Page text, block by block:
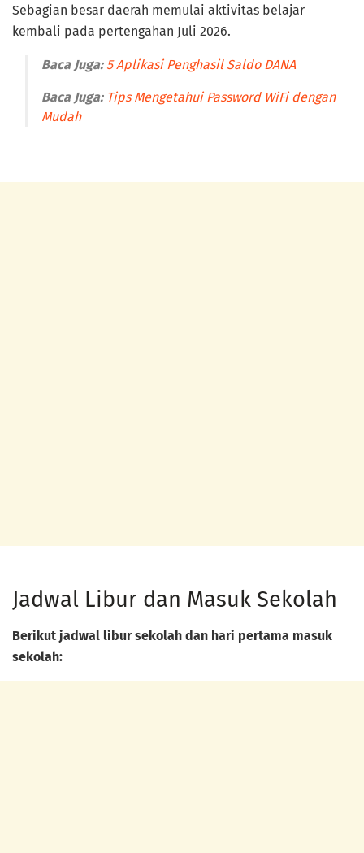
Sebagian besar daerah memulai aktivitas belajar
kembali pada pertengahan Juli 2026.
Baca Juga:5 Aplikasi Penghasil Saldo DANA
Baca Juga: Tips Mengetahui Password WiFi dengan
Mudah
Jadwal Libur dan Masuk Sekolah
Berikut jadwal libur sekolah dan hari pertama masuk
sekolah: